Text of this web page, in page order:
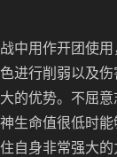
中用作开团使
进行削弱以及
的优势。不屈
生命值很低时
自身非常强大的